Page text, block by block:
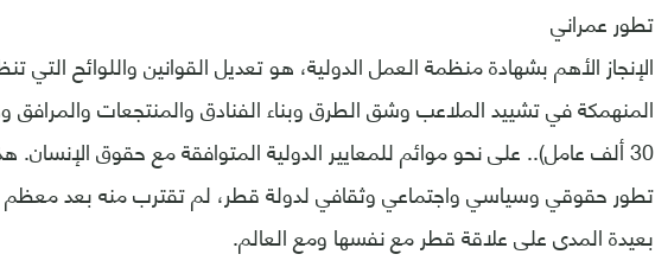
تطور عمراني
الإنجاز الأهم بشهادة منظمة العمل الدولية، هو تعديل القوانين واللوائح التي
المنهمكة في تشييد الملاعب وشق الطرق وبناء الفنادق والمنتجعات والمرافق
30 ألف عامل).. على نحو موائم للمعايير الدولية المتوافقة مع حقوق الإنسان.
تطور حقوقي وسياسي واجتماعي وثقافي لدولة قطر، لم تقترب منه بعد معظم
بعيدة المدى على علاقة قطر مع نفسها ومع العالم.